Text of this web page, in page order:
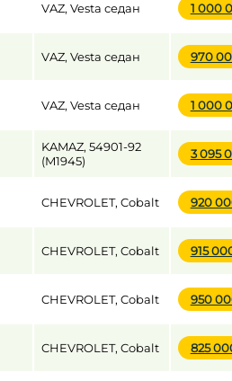
VAZ, Vesta седан 1 000
VAZ, Vesta седан 970
VAZ, Vesta седан 1 000
KAMAZ, 54901-92
(M1945)
3 095
CHEVROLET, Cobalt 920
CHEVROLET, Cobalt 915
CHEVROLET, Cobalt 950
CHEVROLET, Cobalt 825